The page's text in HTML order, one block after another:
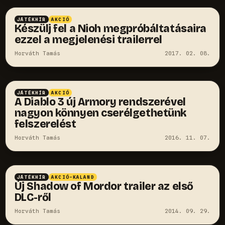
JÁTÉKHÍR AKCIÓ
Készülj fel a Nioh megpróbáltatásaira
ezzel a megjelenési trailerrel
Horváth Tamás 2017. 02. 08.
JÁTÉKHÍR AKCIÓ
A Diablo 3 új Armory rendszerével
nagyon könnyen cserélgethetünk
felszerelést
Horváth Tamás 2016. 11. 07.
JÁTÉKHÍR AKCIÓ-KALAND
Új Shadow of Mordor trailer az első
DLC-ről
Horváth Tamás 2014. 09. 29.